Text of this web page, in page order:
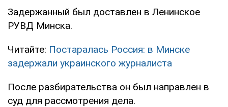
Задержанный был доставлен в Ленинское
РУВД Минска.
Читайте: Постаралась Россия: в Минске
задержали украинского журналиста
После разбирательства он был направлен в
суд для рассмотрения дела.